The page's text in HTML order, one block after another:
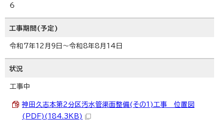
6
工事期間(予定)
令和7年12月9日～令和8年8月14日
状況
工事中
神田久志本第2分区汚水管渠面整備(その1)工事 位置図
(PDF)(184.3KB)